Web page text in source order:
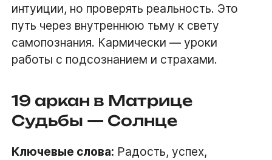
интуиции, но проверять реальность. Это
путь через внутреннюю тьму к свету
самопознания. Кармически — уроки
работы с подсознанием и страхами.
19 аркан в Матрице
Судьбы — Солнце
Ключевые слова: Радость, успех,